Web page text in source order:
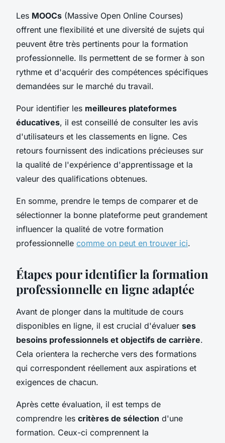
Les MOOCs (Massive Open Online Courses)
offrent une flexibilité et une diversité de sujets qui
peuvent être très pertinents pour la formation
professionnelle. Ils permettent de se former à son
rythme et d'acquérir des compétences spécifiques
demandées sur le marché du travail.
Pour identifier les meilleures plateformes
éducatives, il est conseillé de consulter les avis
d'utilisateurs et les classements en ligne. Ces
retours fournissent des indications précieuses sur
la qualité de l'expérience d'apprentissage et la
valeur des qualifications obtenues.
En somme, prendre le temps de comparer et de
sélectionner la bonne plateforme peut grandement
influencer la qualité de votre formation
professionnelle comme on peut en trouver ici.
Étapes pour identifier la formation
professionnelle en ligne adaptée
Avant de plonger dans la multitude de cours
disponibles en ligne, il est crucial d'évaluer ses
besoins professionnels et objectifs de carrière.
Cela orientera la recherche vers des formations
qui correspondent réellement aux aspirations et
exigences de chacun.
Après cette évaluation, il est temps de
comprendre les critères de sélection d'une
formation. Ceux-ci comprennent la